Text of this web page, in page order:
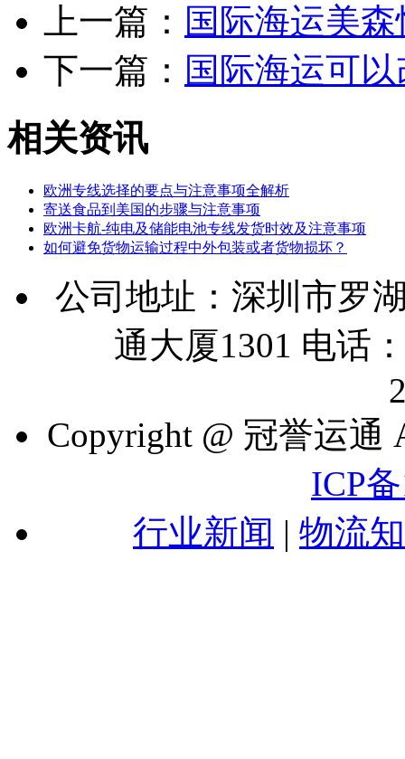
上一篇： 国际海运美
下一篇： 国际海运可
相关资讯
欧洲专线选择的要点与注意事项全解析
寄送食品到美国的步骤与注意事项
欧洲卡航-纯电及储能电池专线发货时效及注意事项
如何避免货物运输过程中外包装或者货物损坏？
公司地址：深圳市罗
通大厦1301 电话
Copyright @ 冠誉运通
ICP
行业新闻 | 物流